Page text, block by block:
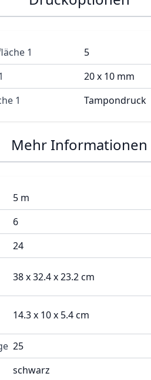
1
5
20 x 10 mm
1
Tampondruck
Mehr Informationen
5 m
6
24
38 x 32.4 x 23.2 cm
14.3 x 10 x 5.4 cm
25
schwarz